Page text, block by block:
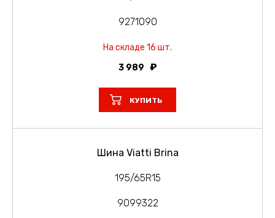
9271090
На складе 16 шт.
3 989
КУПИТЬ
Шина Viatti Brina
195/65R15
9099322